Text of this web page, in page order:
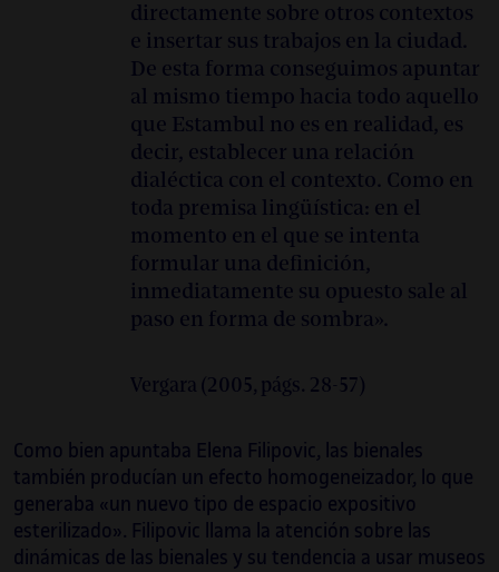
directamente sobre otros contextos
e insertar sus trabajos en la ciudad.
De esta forma conseguimos apuntar
al mismo tiempo hacia todo aquello
que Estambul no es en realidad, es
decir, establecer una relación
dialéctica con el contexto. Como en
toda premisa lingüística: en el
momento en el que se intenta
formular una definición,
inmediatamente su opuesto sale al
paso en forma de sombra».
Vergara (2005, págs. 28-57)
Como bien apuntaba Elena Filipovic, las bienales
también producían un efecto homogeneizador, lo que
generaba «un nuevo tipo de espacio expositivo
esterilizado». Filipovic llama la atención sobre las
dinámicas de las bienales y su tendencia a usar museos